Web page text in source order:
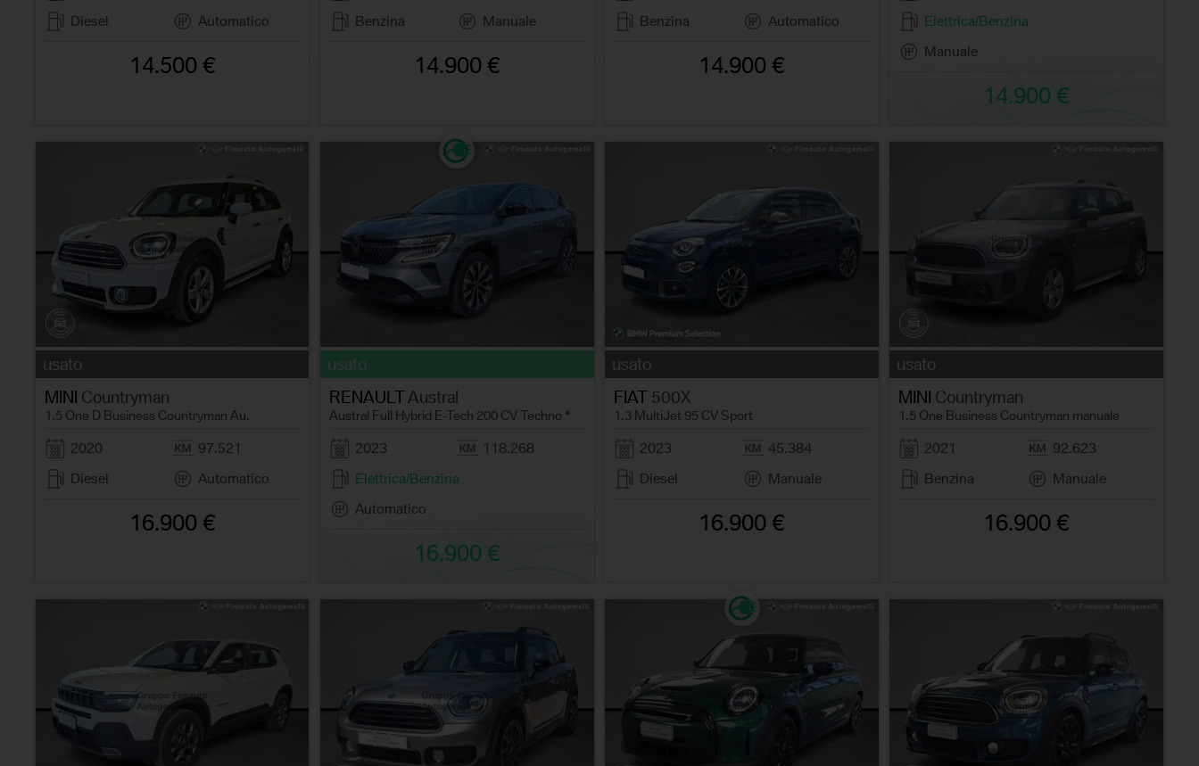
Diesel
Automatico
14.500 €
Benzina
Manuale
14.900 €
Benzina
Automatico
14.900 €
Elettrica/Benzina
Manuale
14.900 €
usato
MINI Countryman
1.5 One D Business Countryman Au.
2020
97.521
Diesel
Automatico
16.900 €
usato
RENAULTAustral
Austral Full Hybrid E-Tech 200 CV Techno *
2023
118.268
Elettrica/Benzina
Automatico
16.900 €
usato
FIAT 500X
1.3 MultiJet 95 CV Sport
2023
45.384
Diesel
Manuale
16.900 €
usato
MINI Countryman
1.5 One Business Countryman manuale
2021
92.623
Benzina
Manuale
16.900 €